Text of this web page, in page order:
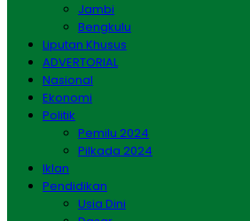
Jambi
Bengkulu
Liputan Khusus
ADVERTORIAL
Nasional
Ekonomi
Politik
Pemilu 2024
Pilkada 2024
Iklan
Pendidikan
Usia Dini